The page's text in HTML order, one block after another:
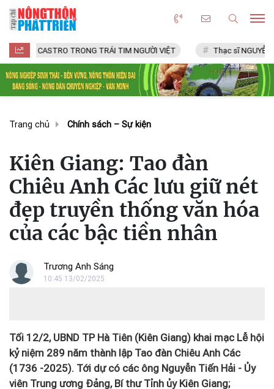
TRONG TRÁI TIM NGƯỜI VIỆT Thạc sĩ NGUYỄN VĂN CHÍ
Trang chủ Chính sách – Sự kiện
Kiên Giang: Tao đàn
Chiêu Anh Các lưu giữ nét
đẹp truyền thống văn hóa
của các bậc tiền nhân
Trương Anh Sáng
10:45 13/02/2025
Tối 12/2, UBND TP Hà Tiên (Kiên Giang) khai mạc Lễ hội
kỷ niệm 289 năm thành lập Tao đàn Chiêu Anh Các
(1736 -2025). Tới dự có các ông Nguyễn Tiến Hải - Ủy
viên Trung ương Đảng, Bí thư Tỉnh ủy Kiên Giang;